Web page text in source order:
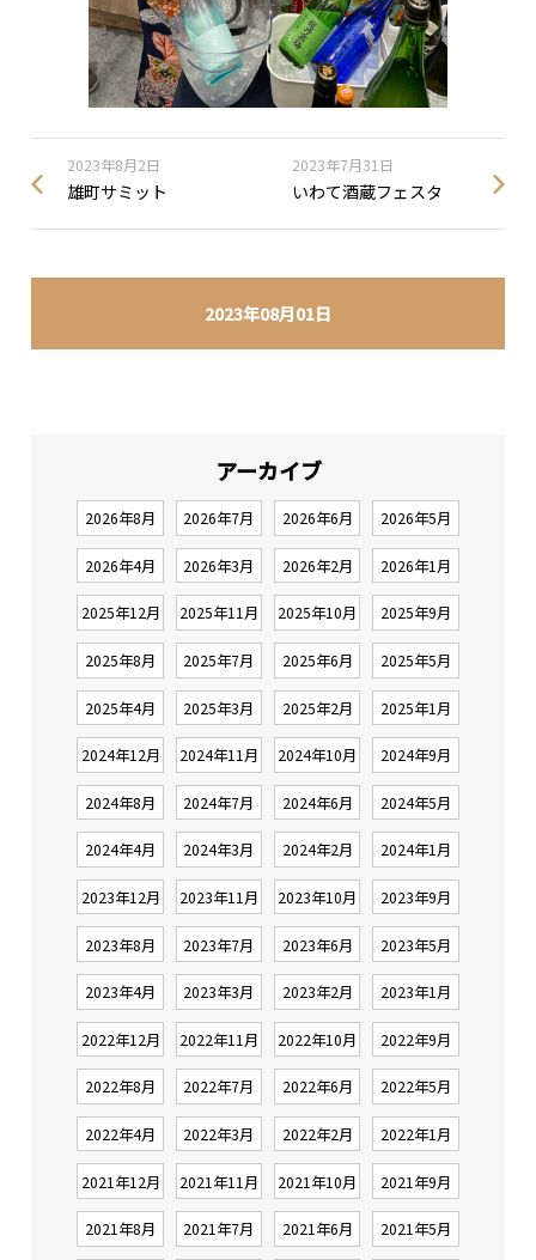
2023年08月01日
2023年8月2日
雄町サミット
2023年7月31日
いわて酒蔵フェスタ
アーカイブ
2026年8月 2026年7月 2026年6月 2026年5月
2026年4月 2026年3月 2026年2月 2026年1月
2025年12月 2025年11月 2025年10月 2025年9月
2025年8月 2025年7月 2025年6月 2025年5月
2025年4月 2025年3月 2025年2月 2025年1月
2024年12月 2024年11月 2024年10月 2024年9月
2024年8月 2024年7月 2024年6月 2024年5月
2024年4月 2024年3月 2024年2月 2024年1月
2023年12月 2023年11月 2023年10月 2023年9月
2023年8月 2023年7月 2023年6月 2023年5月
2023年4月 2023年3月 2023年2月 2023年1月
2022年12月 2022年11月 2022年10月 2022年9月
2022年8月 2022年7月 2022年6月 2022年5月
2022年4月 2022年3月 2022年2月 2022年1月
2021年12月 2021年11月 2021年10月 2021年9月
2021年8月 2021年7月 2021年6月 2021年5月